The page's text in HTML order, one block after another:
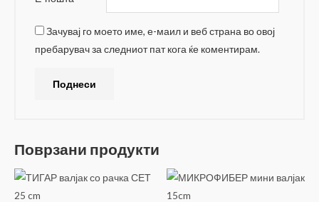
Зачувај го моето име, е-маил и веб страна во овој
пребарувач за следниот пат кога ќе коментирам.
Поврзани продукти